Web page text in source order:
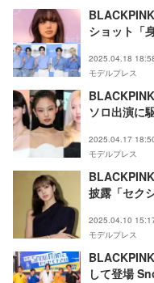
ショット「
2025.04.18
モデルプレス
ソロ出演に
2025.04.17
モデルプレス
披露「セク
2025.04.10
モデルプレス
して登場